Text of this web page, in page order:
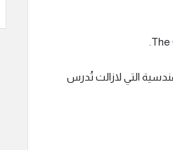
التي لازالت تُدرس